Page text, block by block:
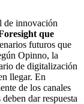
de innovación
que
futuros que
Opinno, la
de digitalización
llegar. En
de los canales
dar respuesta